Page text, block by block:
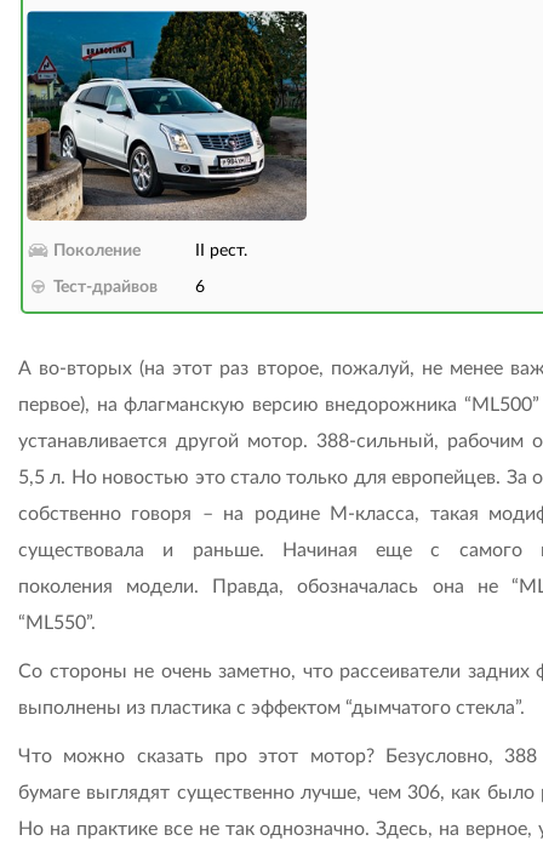
Поколение II рест.
Тест-драйвов 6
А во-вторых (на этот раз второе, пожалуй, не менее
первое), на флагманскую версию внедорожника
устанавливается другой мотор. 388-сильный, рабочим
5,5 л. Но новостью это стало только для европейцев. За
собственно говоря – на родине М-класса, такая
существовала и раньше. Начиная еще с самого
поколения модели. Правда, обозначалась она не
“ML550”.
Со стороны не очень заметно, что рассеиватели задних
выполнены из пластика с эффектом “дымчатого стекла”.
Что можно сказать про этот мотор? Безусловно,
бумаге выглядят существенно лучше, чем 306, как было
Но на практике все не так однозначно. Здесь, на верное,